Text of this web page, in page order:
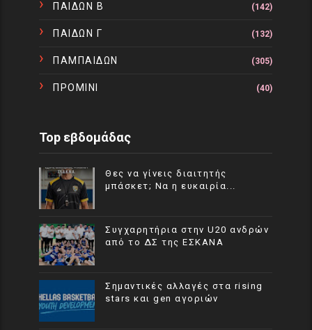
ΠΑΙΔΩΝ Β (142)
ΠΑΙΔΩΝ Γ (132)
ΠΑΜΠΑΙΔΩΝ (305)
ΠΡΟΜΙΝΙ (40)
Top εβδομάδας
Θες να γίνεις διαιτητής
μπάσκετ; Να η ευκαιρία...
Συγχαρητήρια στην U20 ανδρών
από το ΔΣ της ΕΣΚΑΝΑ
Σημαντικές αλλαγές στα rising
stars και gen αγοριών